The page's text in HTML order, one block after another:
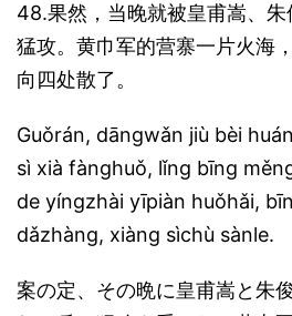
48.果然，当晚就被皇甫嵩、
猛攻。黄巾军的营寨一片火海
向四处散了。
Guǒrán, dāngwǎn jiù bèi
sì xià fànghuǒ, lǐng bīng
de yíngzhài yīpiàn huǒhǎi,
dǎzhàng, xiàng sìchù sànle.
案の定、その晩に皇甫嵩と朱